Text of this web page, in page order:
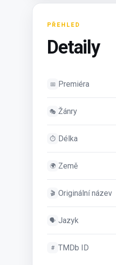
PŘEHLED
Detaily
📅 Premiéra
🎭 Žánry
⏱ Délka
🌍 Země
🎬 Originální název
🗣 Jazyk
# TMDb ID